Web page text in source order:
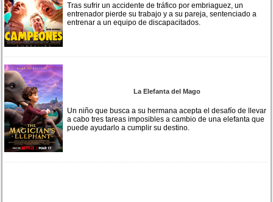
Tras sufrir un accidente de tráfico por embriaguez, un
entrenador pierde su trabajo y a su pareja, sentenciado a
entrenar a un equipo de discapacitados.
La Elefanta del Mago
Un niño que busca a su hermana acepta el desafío de llevar
a cabo tres tareas imposibles a cambio de una elefanta que
puede ayudarlo a cumplir su destino.